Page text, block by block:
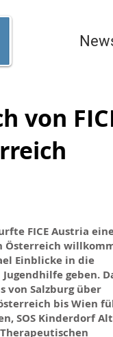
von
FICE Austria
Österreich
Einblicke in die
geben.
von Salzburg über
bis Wien
SOS Kinderdorf